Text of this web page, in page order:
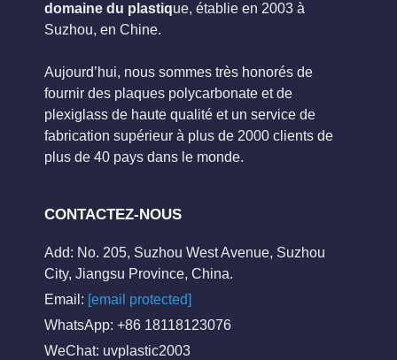
domaine du plastique, établie en 2003 à
Suzhou, en Chine.
Aujourd’hui, nous sommes très honorés de
fournir des plaques polycarbonate et de
plexiglass de haute qualité et un service de
fabrication supérieur à plus de 2000 clients de
plus de 40 pays dans le monde.
CONTACTEZ-NOUS
Add: No. 205, Suzhou West Avenue, Suzhou
City, Jiangsu Province, China.
Email: [email protected]
WhatsApp: +86 18118123076
WeChat: uvplastic2003